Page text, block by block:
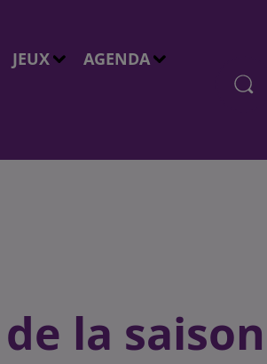
JEUX AGENDA
la saison